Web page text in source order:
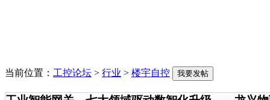
当前位置： 工控论坛 > 行业 > 楼宇自控 我要发帖